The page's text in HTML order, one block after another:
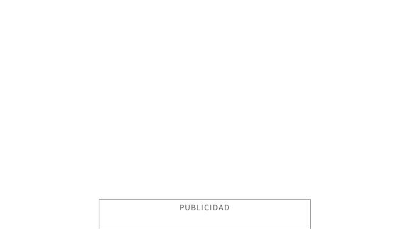
PUBLICIDAD